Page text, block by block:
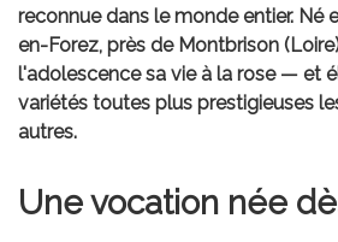
reconnue dans le monde entier. Né
en-Forez, près de Montbrison
l'adolescence sa vie à la rose — et
variétés toutes plus prestigieuses
autres.
Une vocation née